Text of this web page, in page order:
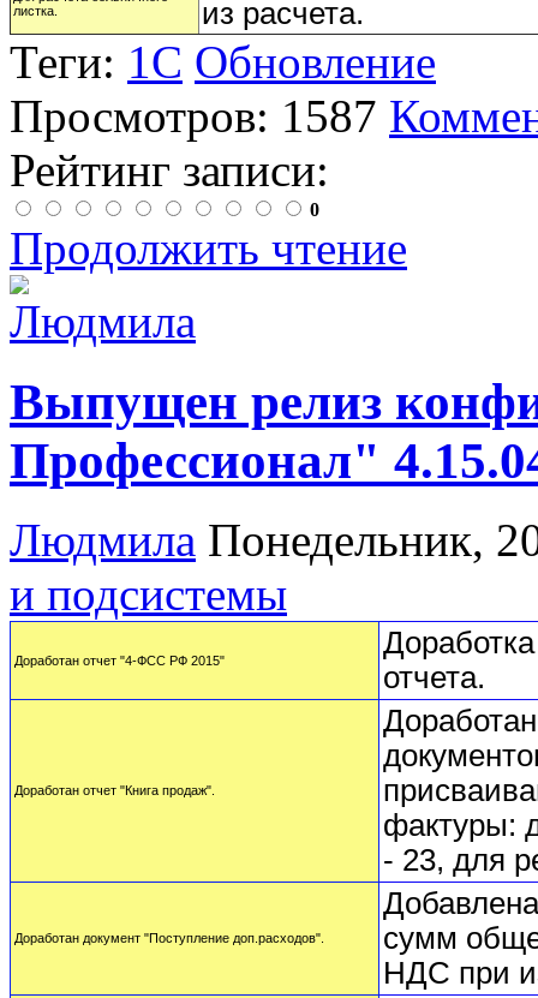
листка.
из расчета.
Теги: 1С Обновление
Просмотров: 1587
Рейтинг записи:
0
Продолжить чтение
Выпущен релиз
Профессионал"
Людмила Понедельник,
и подсистемы
Доработан отчет "4-ФСС РФ 2015"
отчета.
Доработан отчет "Книга продаж".
фактуры:
- 23, для
Доработан документ "Поступление доп.расходов".
сумм
НДС при